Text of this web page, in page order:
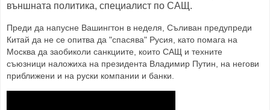
външната политика, специалист по САЩ.
Преди да напусне Вашингтон в неделя, Съливан предупреди
Китай да не се опитва да "спасява" Русия, като помага на
Москва да заобиколи санкциите, които САЩ и техните
съюзници наложиха на президента Владимир Путин, на негови
приближени и на руски компании и банки.